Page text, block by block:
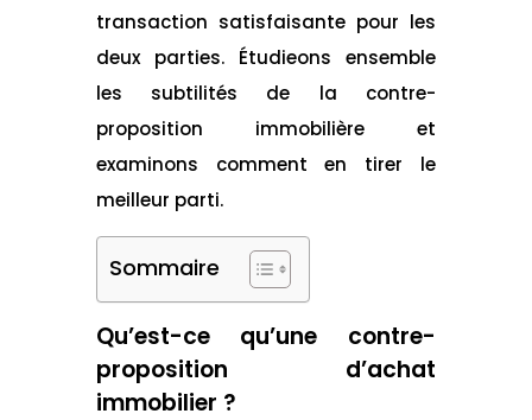
transaction satisfaisante pour les
deux parties. Étudieons ensemble
les subtilités de la contre-
proposition immobilière et
examinons comment en tirer le
meilleur parti.
Sommaire
Qu’est-ce qu’une contre-
proposition d’achat
immobilier ?